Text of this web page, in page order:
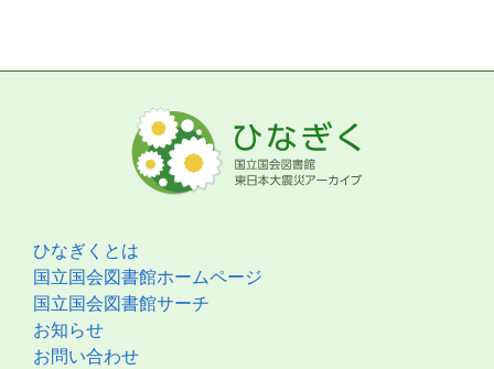
ひなぎくとは
国立国会図書館ホームページ
国立国会図書館サーチ
お知らせ
お問い合わせ